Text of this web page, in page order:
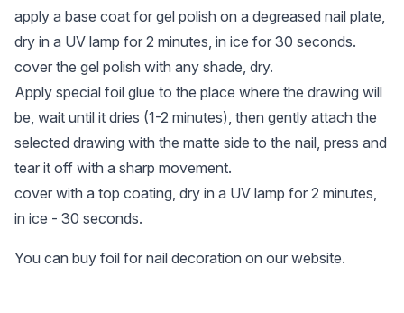
apply a base coat for gel polish on a degreased nail plate,
dry in a UV lamp for 2 minutes, in ice for 30 seconds.
cover the gel polish with any shade, dry.
Apply special foil glue to the place where the drawing will
be, wait until it dries (1-2 minutes), then gently attach the
selected drawing with the matte side to the nail, press and
tear it off with a sharp movement.
cover with a top coating, dry in a UV lamp for 2 minutes,
in ice - 30 seconds.
You can buy foil for nail decoration on our website.